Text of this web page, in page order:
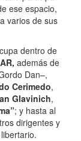
ese espacio,
varios de sus
dentro de
además de
Dan–,
Cerimedo,
Glavinich,
; y hasta al
dirigentes y